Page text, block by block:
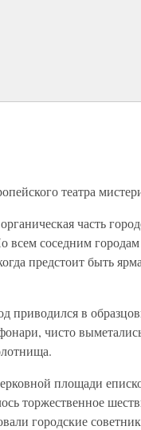
театра
часть
всем соседним
предстоит быть
приводился в
чисто
площади
торжественное
городские